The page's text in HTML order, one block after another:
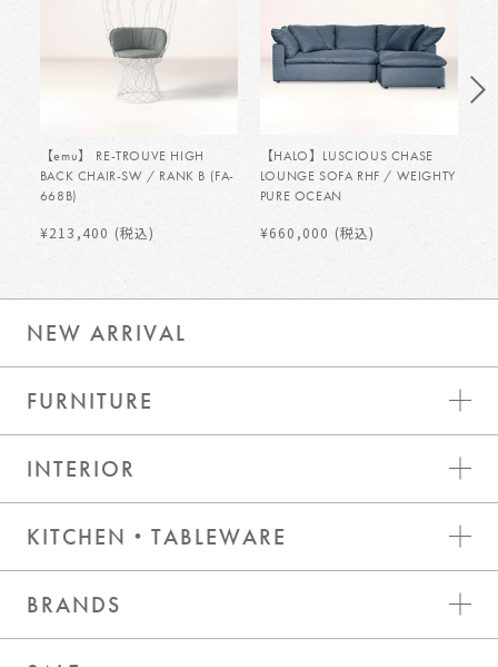
【emu】 RE-TROUVE HIGH
BACK CHAIR-SW / RANK B (FA-
668B)
¥213,400 (税込)
【HALO】LUSCIOUS CHASE
LOUNGE SOFA RHF / WEIGHTY
PURE OCEAN
¥660,000 (税込)
NEW ARRIVAL
FURNITURE
INTERIOR
KITCHEN・TABLEWARE
BRANDS